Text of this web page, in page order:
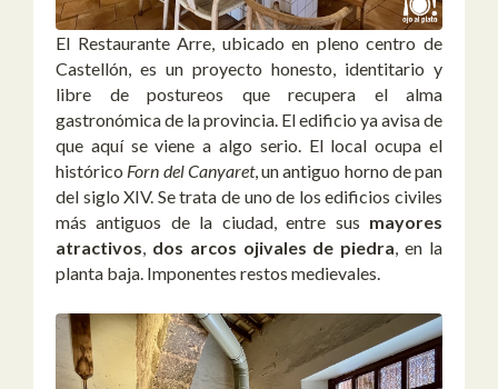
El Restaurante Arre, ubicado en pleno centro de
Castellón, es un proyecto honesto, identitario y
libre de postureos que recupera el alma
gastronómica de la provincia. El edificio ya avisa de
que aquí se viene a algo serio. El local ocupa el
histórico Forn del Canyaret, un antiguo horno de pan
del siglo XIV. Se trata de uno de los edificios civiles
más antiguos de la ciudad, entre sus mayores
atractivos, dos arcos ojivales de piedra, en la
planta baja. Imponentes restos medievales.